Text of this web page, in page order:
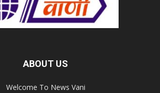
ABOUT US
Welcome To News Vani